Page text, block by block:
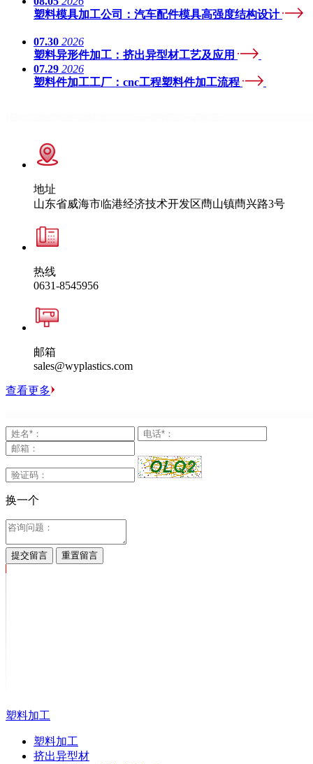
塑料模具加工公司：汽车配件模具高强度结构设计
07.30 2026
塑料异形件加工：挤出异型材工艺及应用
07.29 2026
塑料件加工工厂：cnc工程塑料件加工流程
地址
山东省威海市临港经济技术开发区蔄山镇蔄兴路3号
热线
0631-8545956
邮箱
sales@wyplastics.com
查看更多
换一个
提交留言 重置留言
塑料加工
塑料加工
挤出异型材